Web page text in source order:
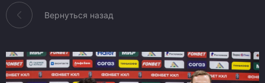
Вернуться назад